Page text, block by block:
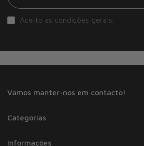
Aceito as condições gerais
Vamos manter-nos em contacto!
Categorias
Informações